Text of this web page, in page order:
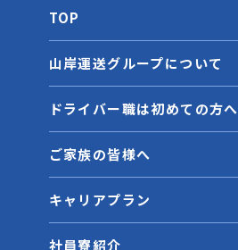
TOP
山岸運送グループについて
ドライバー職は初めての方へ
ご家族の皆様へ
キャリアプラン
社員寮紹介